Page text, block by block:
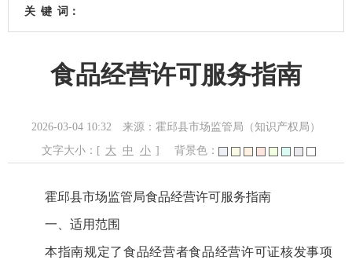
关 键 词：
食品经营许可服务指南
2026-03-04 10:32
来源：霍邱县市场监管局（知识产权局）
文字大小：[ 大 中 小 ] 背景色：
霍邱县市场监管局食品经营许可服务指南
一、适用范围
本指南规定了食品经营者食品经营许可证核发事项